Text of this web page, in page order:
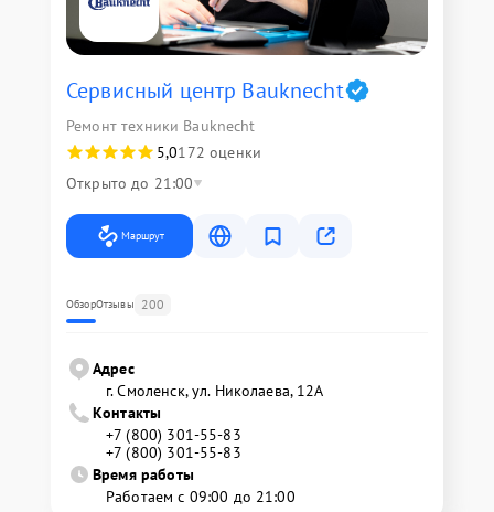
Сервисный центр Bauknecht
Ремонт техники Bauknecht
5,0172 оценки
Открыто до 21:00
Маршрут
ОбзорОтзывы 200
Адрес
г. Смоленск, ул. Николаева, 12А
Контакты
+7 (800) 301-55-83
+7 (800) 301-55-83
Время работы
Работаем с 09:00 до 21:00